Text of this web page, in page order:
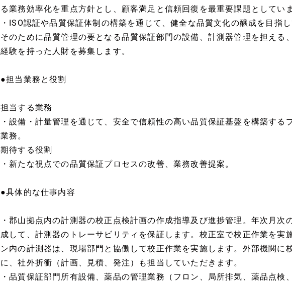
る業務効率化を重点方針とし、顧客満足と信頼回復を最重要課題としていま
・ISO認証や品質保証体制の構築を通じて、健全な品質文化の醸成を目指し
そのために品質管理の要となる品質保証部門の設備、計測器管理を担える
経験を持った人財を募集します。
●担当業務と役割
担当する業務
・設備・計量管理を通じて、安全で信頼性の高い品質保証基盤を構築する
業務。
期待する役割
・新たな視点での品質保証プロセスの改善、業務改善提案。
●具体的な仕事内容
・郡山拠点内の計測器の校正点検計画の作成指導及び進捗管理。年次月次
成して、計測器のトレーサビリティを保証します。校正室で校正作業を実
ン内の計測器は、現場部門と協働して校正作業を実施します。外部機関に
に、社外折衝（計画、見積、発注）も担当していただきます。
・品質保証部門所有設備、薬品の管理業務（フロン、局所排気、薬品点検